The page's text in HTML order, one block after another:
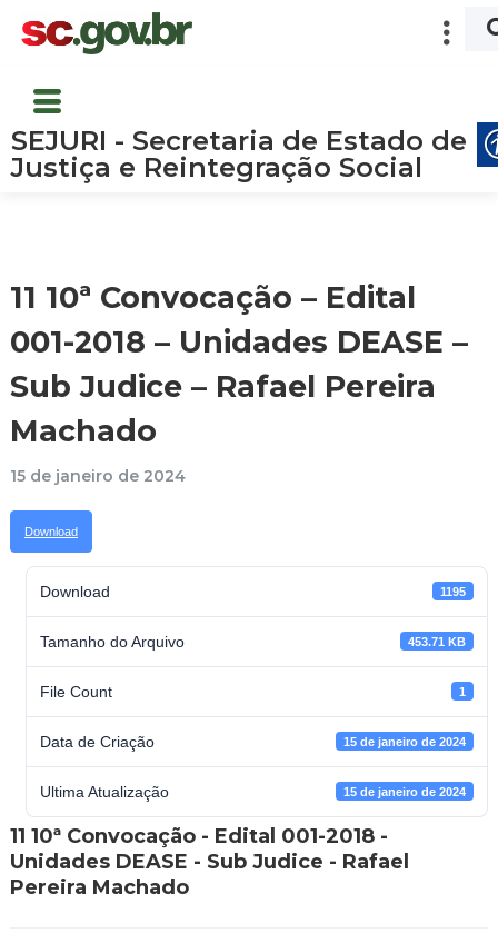
SEJURI - Secretaria de Estado de
Justiça e Reintegração Social
11 10ª Convocação – Edital
001-2018 – Unidades DEASE –
Sub Judice – Rafael Pereira
Machado
15 de janeiro de 2024
Download
Download 1195
Tamanho do Arquivo 453.71 KB
File Count 1
Data de Criação 15 de janeiro de 2024
Ultima Atualização 15 de janeiro de 2024
11 10ª Convocação - Edital 001-2018 -
Unidades DEASE - Sub Judice - Rafael
Pereira Machado